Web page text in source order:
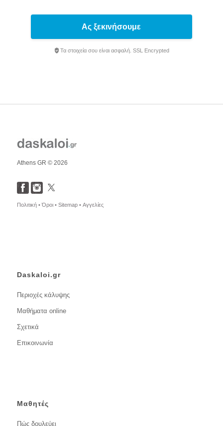
Ας ξεκινήσουμε
Τα στοιχεία σου είναι ασφαλή. SSL Encrypted
Athens GR © 2026
Πολιτική •Όροι • Sitemap • Αγγελίες
Daskaloi.gr
Περιοχές κάλυψης
Μαθήματα online
Σχετικά
Επικοινωνία
Μαθητές
Πώς δουλεύει